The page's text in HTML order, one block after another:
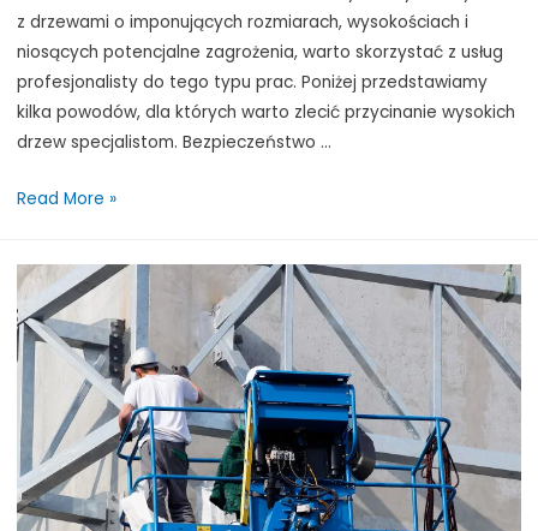
z drzewami o imponujących rozmiarach, wysokościach i
niosących potencjalne zagrożenia, warto skorzystać z usług
profesjonalisty do tego typu prac. Poniżej przedstawiamy
kilka powodów, dla których warto zlecić przycinanie wysokich
drzew specjalistom. Bezpieczeństwo …
Dlaczego
profesjonalistę
do
przycięcia
gałęzi
wysokich
drzew?
Read More »